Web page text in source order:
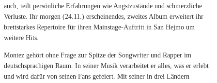
auch, teilt persönliche Erfahrungen wie Angstzustände und schmerzliche
Verluste. Ihr morgen (24.11.) erscheinendes, zweites Album erweitert ihr
brettstarkes Repertoire für ihren Mainstage-Auftritt in San Hejmo um
weitere Hits.
Montez gehört ohne Frage zur Spitze der Songwriter und Rapper im
deutschsprachigen Raum. In seiner Musik verarbeitet er alles, was er erlebt
und wird dafür von seinen Fans gefeiert. Mit seiner in drei Ländern